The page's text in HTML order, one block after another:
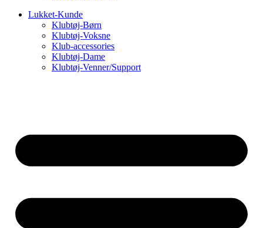
Lukket-Kunde
Klubtøj-Børn
Klubtøj-Voksne
Klub-accessories
Klubtøj-Dame
Klubtøj-Venner/Support